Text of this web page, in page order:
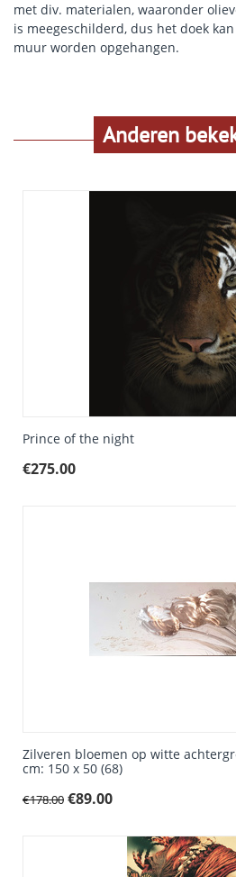
met div. materialen, waaronder
is meegeschilderd, dus het doek
muur worden opgehangen.
Anderen
Prince of the night
€275.00
Zilveren bloemen op witte
cm: 150 x 50 (68)
€178.00 €89.00